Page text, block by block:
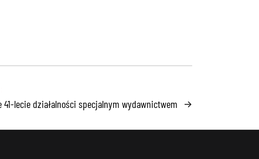
lecie działalności specjalnym wydawnictwem →